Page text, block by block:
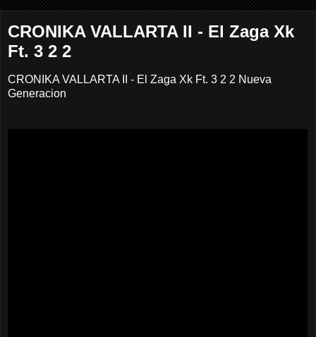
CRONIKA VALLARTA II - El Zaga Xk
Ft. 3 2 2
CRONIKA VALLARTA II - El Zaga Xk Ft. 3 2 2 Nueva
Generacion